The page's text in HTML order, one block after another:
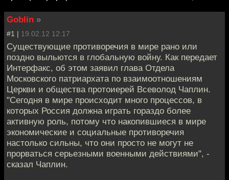
Goblin »
#1 | 19.02.12 12:17
Существующие противоречия в мире рано или
поздно выльются в глобальную войну. Как передает
Интерфакс, об этом заявил глава Отдела
Московского патриархата по взаимоотношениям
Церкви и общества протоиерей Всеволод Чаплин.
"Сегодня в мире происходит много процессов, в
которых Россия должна играть гораздо более
активную роль, потому что накопившиеся в мире
экономические и социальные противоречия
настолько сильны, что они просто не могут не
прорваться серьезными военными действиями", -
сказал Чаплин.